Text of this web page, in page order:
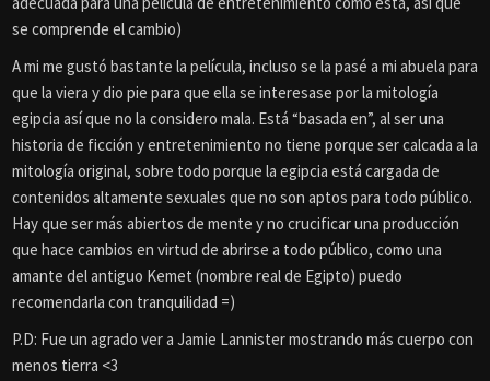
se comprende el cambio)
A mi me gustó bastante la película, incluso se la pasé a mi abuela para
que la viera y dio pie para que ella se interesase por la mitología
egipcia así que no la considero mala. Está “basada en”, al ser una
historia de ficción y entretenimiento no tiene porque ser calcada a la
mitología original, sobre todo porque la egipcia está cargada de
contenidos altamente sexuales que no son aptos para todo público.
Hay que ser más abiertos de mente y no crucificar una producción
que hace cambios en virtud de abrirse a todo público, como una
amante del antiguo Kemet (nombre real de Egipto) puedo
recomendarla con tranquilidad =)
P.D: Fue un agrado ver a Jamie Lannister mostrando más cuerpo con
menos tierra <3